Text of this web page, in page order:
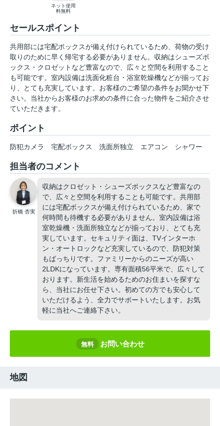
ネット使用
料無料
セールスポイント
共用部には宅配ボックスが備え付けられているため、荷物の受け
取りのために早く帰宅する必要がありません。収納はシューズボ
ックス・クロゼットなど豊富なので、広々と空間を利用すること
も可能です。室内設備は洗面化粧台・浴室乾燥機などが揃ってお
り、とても充実しています。お客様のご希望の条件をお聞かせ下
さい。当社からお客様のお求めの条件に合った物件をご紹介させ
ていただきます。
ポイント
防犯カメラ 宅配ボックス 洗面所独立 エアコン シャワー
担当者のコメント
折橋 杏実
収納はクロゼット・シューズボックスなど豊富なの
で、広々と空間を利用することも可能です。共用部
には宅配ボックスが備え付けられているため、家で
何時間も待機する必要がありません。室内設備は浴
室乾燥機・洗面所独立などが揃っており、とても充
実しています。セキュリティ面は、TVインターホ
ン・オートロックなど充実しているので、防犯対策
もばっちりです。ファミリーからのニーズが高い
2LDKになっています。専有面積56平米で、広々して
おります。新生活を始めるためのお住まいを探すな
ら、当社にお任せ下さい。初めての方でも安心して
いただけるよう、全力でサポートいたします。お気
軽に当社へご連絡下さい。
無料 お問い合わせ
地図